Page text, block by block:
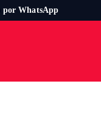
por WhatsApp